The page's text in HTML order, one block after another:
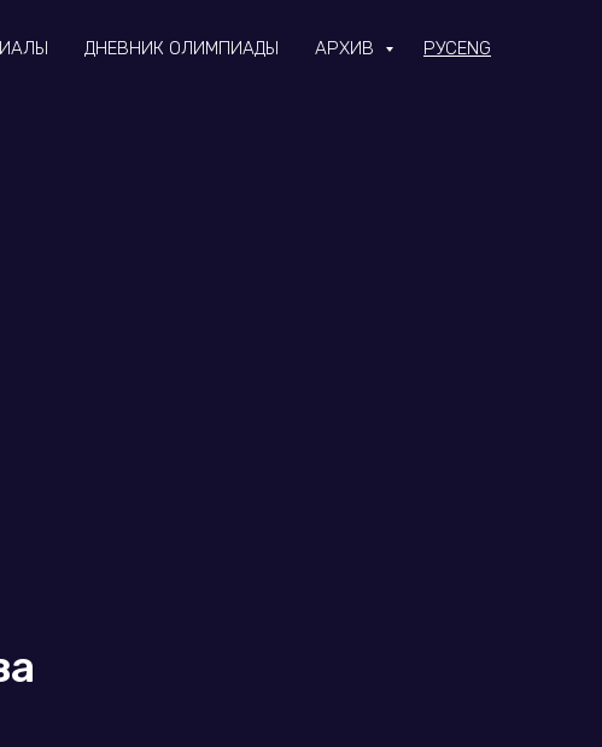
ДНЕВНИК ОЛИМПИАДЫ АРХИВ РУСENG